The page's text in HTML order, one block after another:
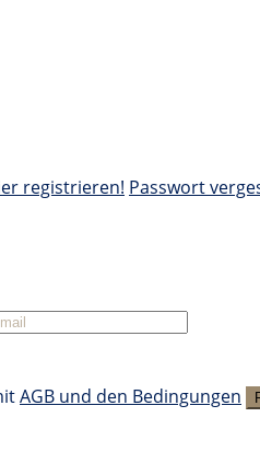
registrieren! Passwort
AGB und den Bedingungen